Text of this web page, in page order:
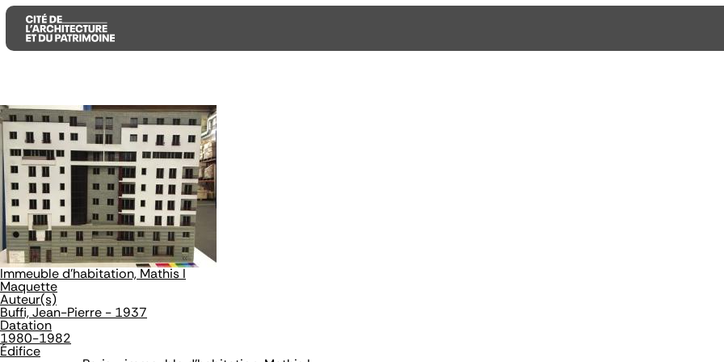
Aller
au
contenu
principal
Aller
au
menu
principal
Aller
à
la
recherche
Immeuble d'habitation, Mathis I
Maquette
Auteur(s)
Buffi, Jean-Pierre - 1937
Datation
1980-1982
Édifice